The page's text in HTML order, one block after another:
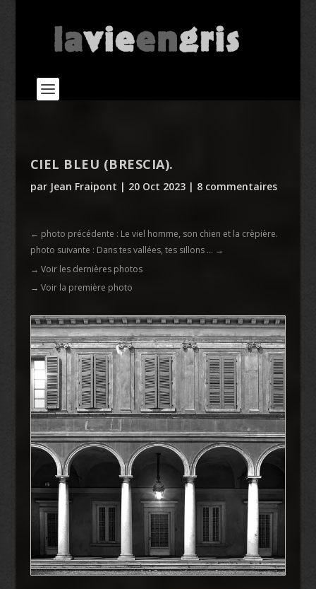
CIEL BLEU (BRESCIA).
par Jean Fraipont | 20 Oct 2023| 8 commentaires
← photo précédente : Le viel homme, son chien et la crèpière.
photo suivante : Dans tes vallées, tes sillons ... →
→ Voir les dernières photos
→ Voir la première photo